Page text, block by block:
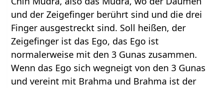
und der Zeigefinger berührt sind und die drei
Finger ausgestreckt sind. Soll heißen, der
Zeigefinger ist das Ego, das Ego ist
normalerweise mit den 3 Gunas zusammen.
Wenn das Ego sich wegneigt von den 3 Gunas
und vereint mit Brahma und Brahma ist der